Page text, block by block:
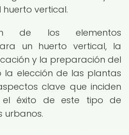
vertical.
de los elementos
un huerto vertical, la
y la preparación del
la elección de las plantas
clave que inciden
el éxito de este tipo de
urbanos.